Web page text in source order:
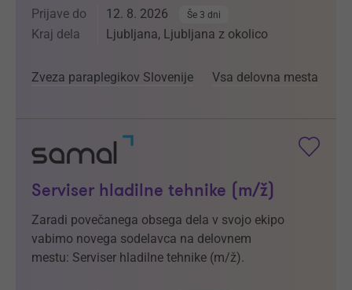
Prijave do 12. 8. 2026 Še 3 dni
Kraj dela Ljubljana, Ljubljana z okolico
Zveza paraplegikov Slovenije Vsa delovna mesta
Serviser hladilne tehnike (m/ž)
Zaradi povečanega obsega dela v svojo ekipo
vabimo novega sodelavca na delovnem
mestu: Serviser hladilne tehnike (m/ž).